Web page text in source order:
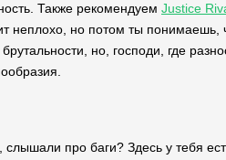
Также рекомендуем Justice
неплохо, но потом ты
но, господи, где
про баги? Здесь у тебя